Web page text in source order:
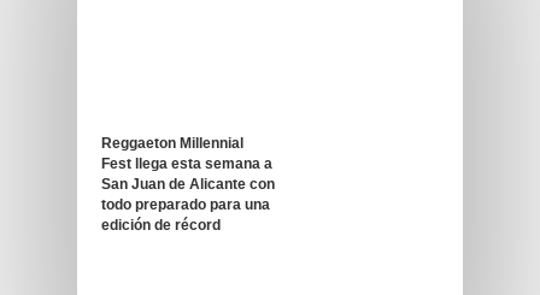
Reggaeton Millennial
Fest llega esta semana a
San Juan de Alicante con
todo preparado para una
edición de récord